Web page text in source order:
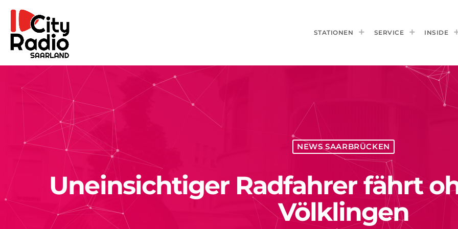
STATIONEN SERVICE INSIDE
NEWS SAARBRÜCKEN
Uneinsichtiger Radfahrer fährt
Völklingen